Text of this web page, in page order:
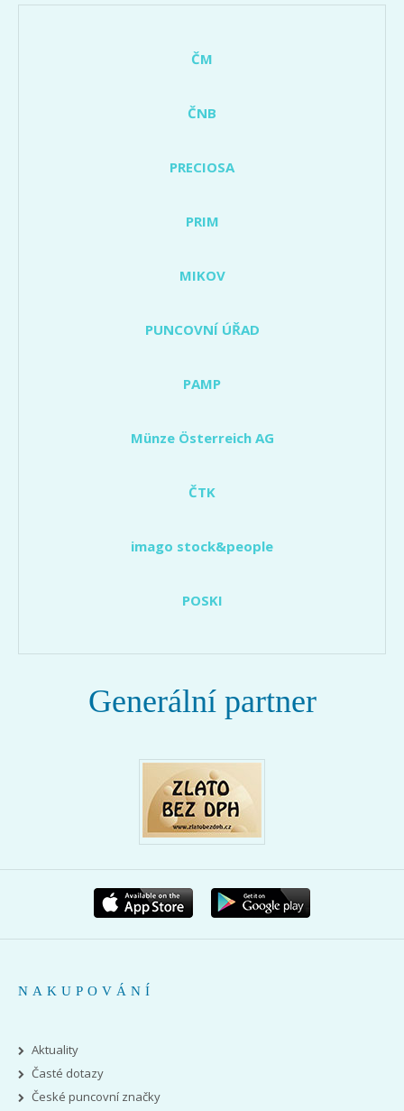
ČM
ČNB
PRECIOSA
PRIM
MIKOV
PUNCOVNÍ ÚŘAD
PAMP
Münze Österreich AG
ČTK
imago stock&people
POSKI
Generální partner
NAKUPOVÁNÍ
Aktuality
Časté dotazy
České puncovní značky